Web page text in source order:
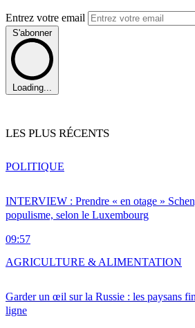
Entrez votre email
S'abonner
Loading...
LES PLUS RÉCENTS
INTERVIEW : Prendre « en otage »
populisme, selon le Luxembourg
09:57
POLITIQUE
Garder un œil sur la Russie : les paysans
ligne
AGRICULTURE & ALIMENTATION